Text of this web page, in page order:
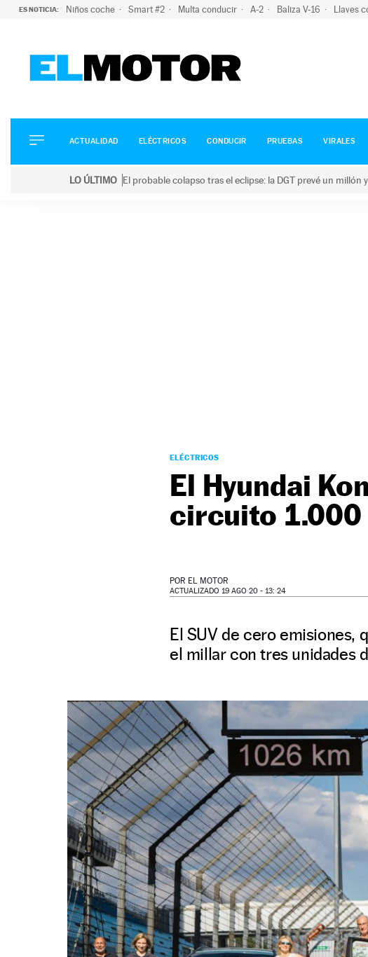
ES NOTICIA: Niños coche Smart #2 Multa conducir A-2 Baliza V-16 Llaves
ELÉCTRICOS
CONDUCIR
ACTUALIDAD ELÉCTRICOS CONDUCIR PRUEBAS VIRALES
LO ÚLTIMO El probable colapso tras el eclipse: la DGT prevé un
ELÉCTRICOS
El Hyundai
circuito
POR EL MOTOR
ACTUALIZADO 19 AGO 20 - 13: 24
El SUV de cero emisiones,
el millar con tres unidades